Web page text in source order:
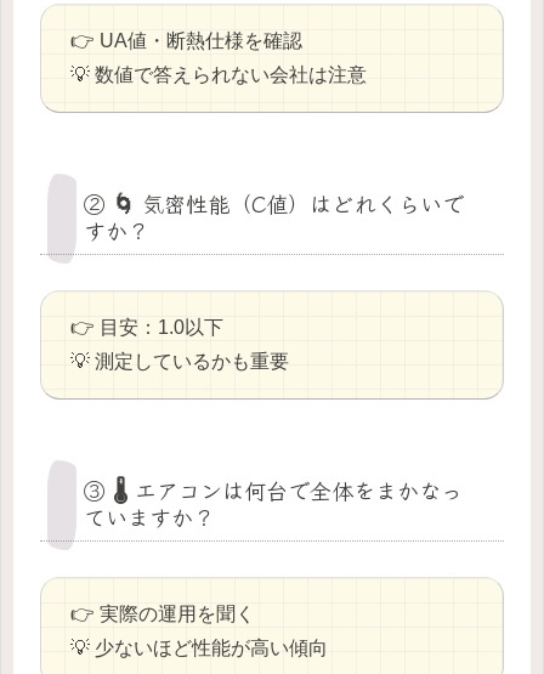
👉 UA値・断熱仕様を確認
💡 数値で答えられない会社は注意
② 🌀 気密性能（C値）はどれくらいで
すか？
👉 目安：1.0以下
💡 測定しているかも重要
③ 🌡 エアコンは何台で全体をまかなっ
ていますか？
👉 実際の運用を聞く
💡 少ないほど性能が高い傾向